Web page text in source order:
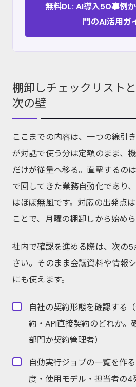
無料DL: AI導入50事例
門のAI活用ガ
棚卸しチェックリスト
次の壁
ここまでの内容は、一つの線引
が対話で使う分は定額のまま、
だけが従量へ移る。直撃するの
で回してきた業務自動化であり
はほぼ無風です。対応の出発点
ことで、月曜の棚卸しから始めら
社内で確認を進める際は、次の
さい。そのまま会議資料や情報
にも使えます。
自社の契約形態を確認する
約・API直接契約のどれか。
部門か契約管理者）
自動実行ジョブの一覧を作
度・使用モデル・担当者の4